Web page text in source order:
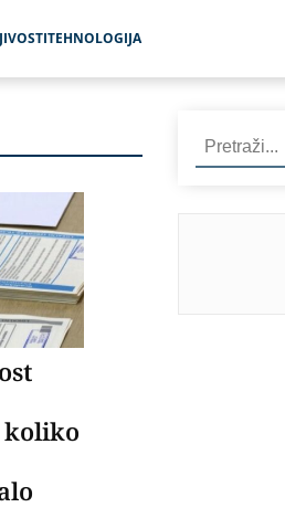
TEHNOLOGIJA
koliko